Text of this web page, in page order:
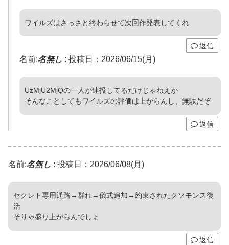
ワイルズはさっさと終わらせて次回作発表してくれ
返信
名前:名無し : 投稿日：2026/06/15(月)
UzMjU2MjQの一人が連投してるだけじゃねえか
そんなことしてもワイルズの評価は上がらんし、無駄だぞ
返信
名前:名無し : 投稿日：2026/06/08(月)
セクレト専用通路→群れ→儀式追加→約束されたクソモンス復
活
そりゃ盛り上がらんでしょ
返信